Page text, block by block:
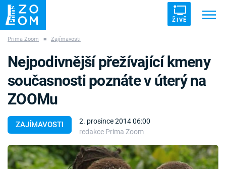
ŽIVĚ
ZÁHADY VETŘELCI DÁVNOVĚKU
Témata
Témata
Prima Zoom ■ Zajímavosti
ZAJÍMAVOSTI
2. prosince 2014 06:00
redakce Prima Zoom
Nejpodivnější přežívající kmeny
současnosti poznáte v úterý na
ZOOMu